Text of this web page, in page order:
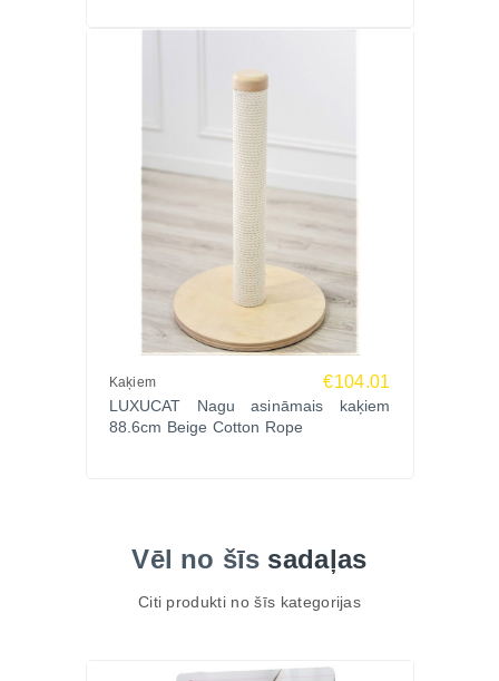
Kaķiem €104.01
LUXUCAT Nagu asināmais kaķiem
88.6cm Beige Cotton Rope
Vēl no šīs sadaļas
Citi produkti no šīs kategorijas